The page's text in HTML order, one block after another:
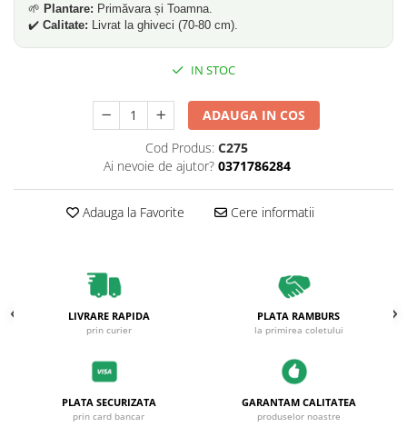
🌱 Plantare: Primăvara și Toamna.
✔️ Calitate: Livrat la ghiveci (70-80 cm).
IN STOC
ADAUGA IN COS
Cod Produs: C275
Ai nevoie de ajutor? 0371786284
Adauga la Favorite Cere informatii
LIVRARE RAPIDA
prin curier
PLATA RAMBURS
la primirea coletului
PLATA SECURIZATA
prin card bancar
GARANTAM CALITATEA
produselor noastre